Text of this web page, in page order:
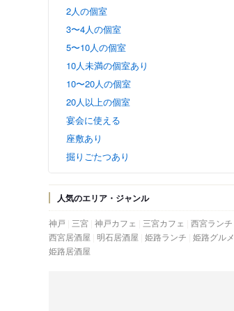
2人の個室
3〜4人の個室
5〜10人の個室
10人未満の個室あり
10〜20人の個室
20人以上の個室
宴会に使える
座敷あり
掘りごたつあり
人気のエリア・ジャンル
神戸 三宮 神戸カフェ 三宮カフェ
西宮ランチ
西宮居酒屋 明石居酒屋 姫路ランチ 姫路グルメ
姫路居酒屋